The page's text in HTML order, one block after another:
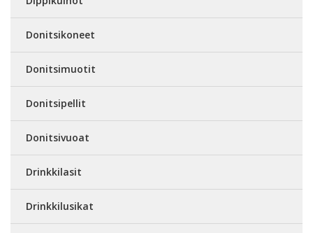
Donitsikoneet
Donitsimuotit
Donitsipellit
Donitsivuoat
Drinkkilasit
Drinkkilusikat